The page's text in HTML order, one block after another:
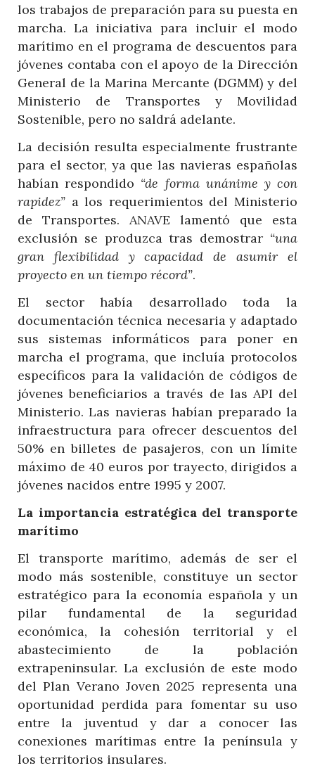
los trabajos de preparación para su puesta en
marcha. La iniciativa para incluir el modo
marítimo en el programa de descuentos para
jóvenes contaba con el apoyo de la Dirección
General de la Marina Mercante (DGMM) y del
Ministerio de Transportes y Movilidad
Sostenible, pero no saldrá adelante.
La decisión resulta especialmente frustrante
para el sector, ya que las navieras españolas
habían respondido “de forma unánime y con
rapidez” a los requerimientos del Ministerio
de Transportes. ANAVE lamentó que esta
exclusión se produzca tras demostrar “una
gran flexibilidad y capacidad de asumir el
proyecto en un tiempo récord”.
El sector había desarrollado toda la
documentación técnica necesaria y adaptado
sus sistemas informáticos para poner en
marcha el programa, que incluía protocolos
específicos para la validación de códigos de
jóvenes beneficiarios a través de las API del
Ministerio. Las navieras habían preparado la
infraestructura para ofrecer descuentos del
50% en billetes de pasajeros, con un límite
máximo de 40 euros por trayecto, dirigidos a
jóvenes nacidos entre 1995 y 2007.
La importancia estratégica del transporte
marítimo
El transporte marítimo, además de ser el
modo más sostenible, constituye un sector
estratégico para la economía española y un
pilar fundamental de la seguridad
económica, la cohesión territorial y el
abastecimiento de la población
extrapeninsular. La exclusión de este modo
del Plan Verano Joven 2025 representa una
oportunidad perdida para fomentar su uso
entre la juventud y dar a conocer las
conexiones marítimas entre la península y
los territorios insulares.